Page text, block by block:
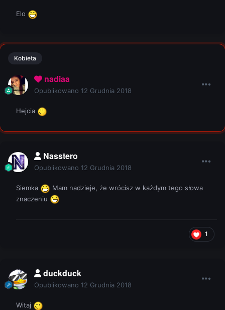
Elo
Kobieta
nadiaa
Opublikowano 12 Grudnia 2018
Hejcia
Nasstero
Opublikowano 12 Grudnia 2018
Siemka
Mam nadzieje, że wrócisz w każdym tego słowa
znaczeniu
1
duckduck
Opublikowano 12 Grudnia 2018
Witaj